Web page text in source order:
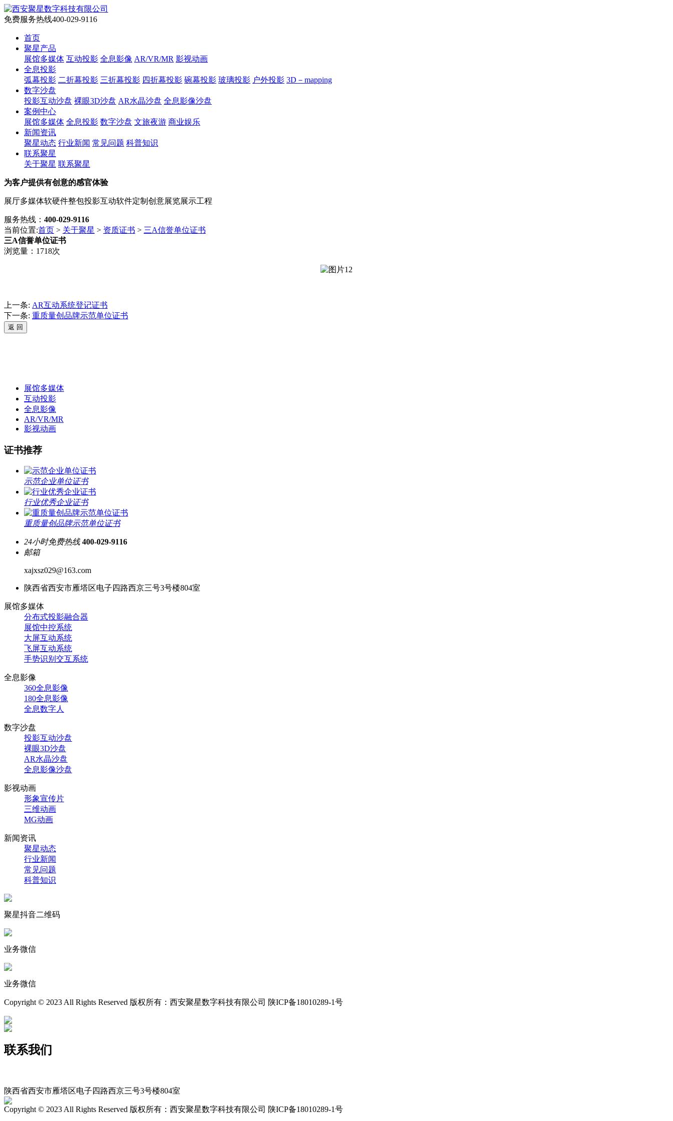
免费服务热线400-029-9116
首页
聚星产品
展馆多媒体 互动投影 全息影像 AR/VR/MR 影视动画
全息投影
弧幕投影 二折幕投影 三折幕投影 四折幕投影 碗幕投影 玻璃投影 户外投影 3D－mapping
数字沙盘
投影互动沙盘 裸眼3D沙盘 AR水晶沙盘 全息影像沙盘
案例中心
展馆多媒体 全息投影 数字沙盘 文旅夜游 商业娱乐
新闻资讯
聚星动态 行业新闻 常见问题 科普知识
联系聚星
关于聚星 联系聚星
为客户提供有创意的感官体验
展厅多媒体软硬件整包投影互动软件定制 创意展览展示工程
服务热线： 400-029-9116
当前位置:首页 > 关于聚星 > 资质证书 > 三A信誉单位证书
三A信誉单位证书
浏览量：1718次
上一条: AR互动系统登记证书
下一条: 重质量创品牌示范单位证书
展馆多媒体
互动投影
全息影像
AR/VR/MR
影视动画
证书推荐
示范企业单位证书
行业优秀企业证书
重质量创品牌示范单位证书
24小时免费热线 400-029-9116
邮箱
xajxsz029@163.com
陕西省西安市雁塔区电子四路西京三号3号楼804室
展馆多媒体
分布式投影融合器
展馆中控系统
大屏互动系统
飞屏互动系统
手势识别交互系统
全息影像
360全息影像
180全息影像
全息数字人
数字沙盘
投影互动沙盘
裸眼3D沙盘
AR水晶沙盘
全息影像沙盘
影视动画
形象宣传片
三维动画
MG动画
新闻资讯
聚星动态
行业新闻
常见问题
科普知识
聚星抖音二维码
业务微信
业务微信
Copyright © 2023 All Rights Reserved 版权所有：西安聚星数字科技有限公司 陕ICP备18010289-1号
联系我们
陕西省西安市雁塔区电子四路西京三号3号楼804室
Copyright © 2023 All Rights Reserved 版权所有：西安聚星数字科技有限公司 陕ICP备18010289-1号